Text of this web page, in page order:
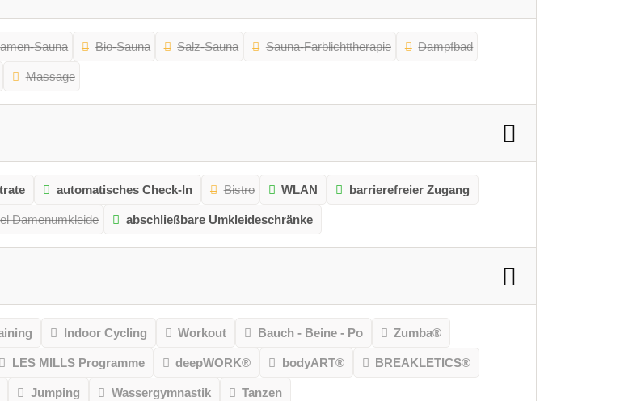
Sauna Bio-Sauna Salz-Sauna Sauna-Farblichttherapie Dampfbad
Massage
automatisches Check-In Bistro WLAN barrierefreier Zugang
Damenumkleide abschließbare Umkleideschränke
Indoor Cycling Workout Bauch - Beine - Po Zumba®
LES MILLS Programme deepWORK® bodyART® BREAKLETICS®
Jumping Wassergymnastik Tanzen